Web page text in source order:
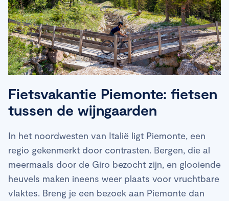
Fietsvakantie Piemonte: fietsen
tussen de wijngaarden
In het noordwesten van Italië ligt Piemonte, een
regio gekenmerkt door contrasten. Bergen, die al
meermaals door de Giro bezocht zijn, en glooiende
heuvels maken ineens weer plaats voor vruchtbare
vlaktes. Breng je een bezoek aan Piemonte dan